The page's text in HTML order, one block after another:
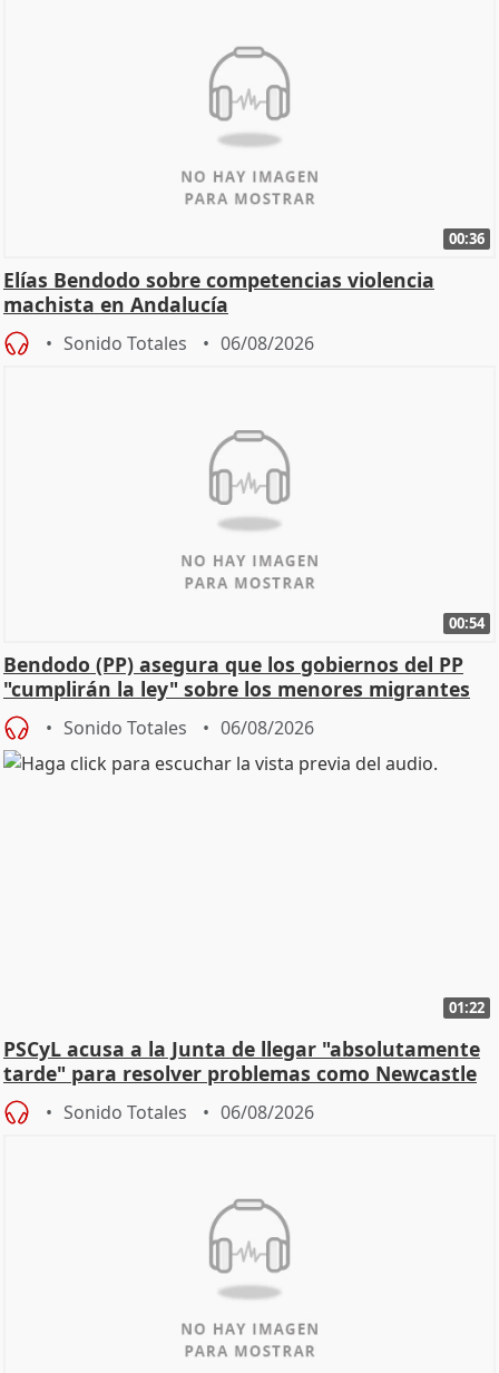
00:36
Elías Bendodo sobre competencias violencia
machista en Andalucía
Sonido Totales 06/08/2026
00:54
Bendodo (PP) asegura que los gobiernos del PP
"cumplirán la ley" sobre los menores migrantes
Sonido Totales 06/08/2026
01:22
PSCyL acusa a la Junta de llegar "absolutamente
tarde" para resolver problemas como Newcastle
Sonido Totales 06/08/2026